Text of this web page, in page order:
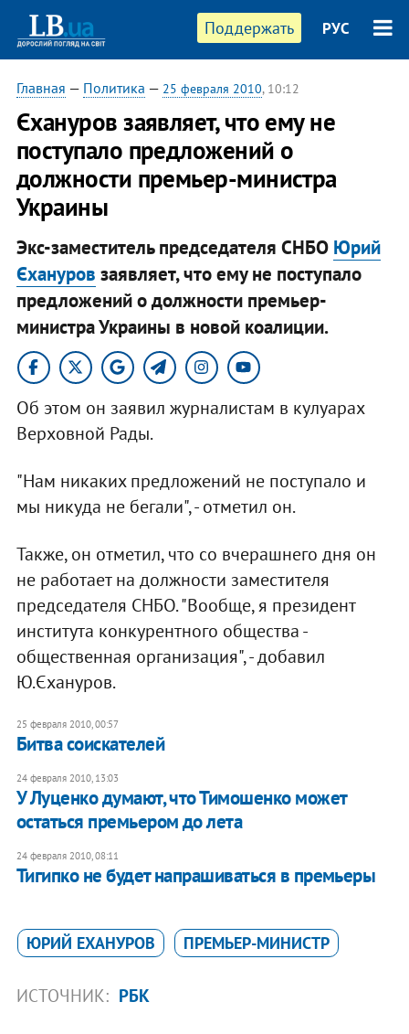
Поддержать РУС
Главная — Политика — 25 февраля 2010, 10:12
Єхануров заявляет, что ему не
поступало предложений о
должности премьер-министра
Украины
Экс-заместитель председателя СНБО Юрий
Єхануров заявляет, что ему не поступало
предложений о должности премьер-
министра Украины в новой коалиции.
Об этом он заявил журналистам в кулуарах
Верховной Рады.
"Нам никаких предложений не поступало и
мы никуда не бегали", - отметил он.
Также, он отметил, что со вчерашнего дня он
не работает на должности заместителя
председателя СНБО. "Вообще, я президент
института конкурентного общества -
общественная организация", - добавил
Ю.Єхануров.
25 февраля 2010, 00:57
Битва соискателей
24 февраля 2010, 13:03
У Луценко думают, что Тимошенко может
остаться премьером до лета
24 февраля 2010, 08:11
Тигипко не будет напрашиваться в премьеры
ЮРИЙ ЕХАНУРОВ ПРЕМЬЕР-МИНИСТР
ИСТОЧНИК: РБК